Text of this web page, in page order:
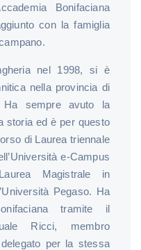
Bonifaciana
con la famiglia
nel 1998, si è
nella provincia di
Ha sempre avuto la
storia ed è per questo
di Laurea triennale
e-Campus
Magistrale in
Pegaso. Ha
tramite il
Ricci, membro
per la stessa